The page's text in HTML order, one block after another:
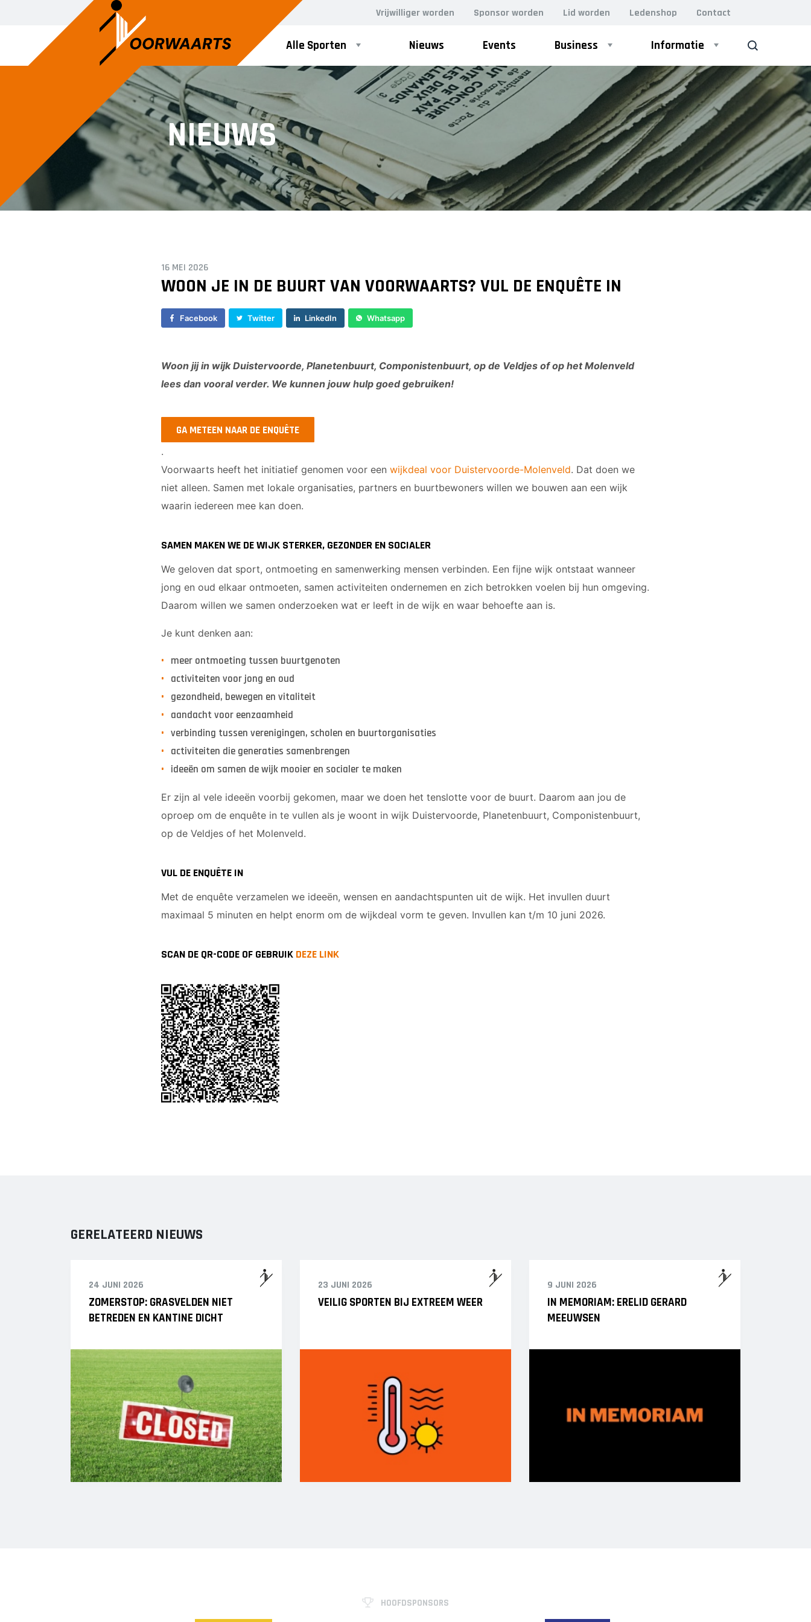
Vrijwilliger worden Sponsor worden Lid worden Ledenshop Contact
Alle Sporten Nieuws Events Business Informatie
ZOEK
NIEUWS
16 MEI 2026
WOON JE IN DE BUURT VAN VOORWAARTS? VUL DE ENQUÊTE IN
Facebook Twitter LinkedIn Whatsapp
Woon jij in wijk Duistervoorde, Planetenbuurt, Componistenbuurt, op de Veldjes of op het Molenveld
lees dan vooral verder. We kunnen jouw hulp goed gebruiken!
GA METEEN NAAR DE ENQUÊTE
.
Voorwaarts heeft het initiatief genomen voor een wijkdeal voor Duistervoorde-Molenveld. Dat doen we
niet alleen. Samen met lokale organisaties, partners en buurtbewoners willen we bouwen aan een wijk
waarin iedereen mee kan doen.
SAMEN MAKEN WE DE WIJK STERKER, GEZONDER EN SOCIALER
We geloven dat sport, ontmoeting en samenwerking mensen verbinden. Een fijne wijk ontstaat wanneer
jong en oud elkaar ontmoeten, samen activiteiten ondernemen en zich betrokken voelen bij hun omgeving.
Daarom willen we samen onderzoeken wat er leeft in de wijk en waar behoefte aan is.
Je kunt denken aan:
meer ontmoeting tussen buurtgenoten
activiteiten voor jong en oud
gezondheid, bewegen en vitaliteit
aandacht voor eenzaamheid
verbinding tussen verenigingen, scholen en buurtorganisaties
activiteiten die generaties samenbrengen
ideeën om samen de wijk mooier en socialer te maken
Er zijn al vele ideeën voorbij gekomen, maar we doen het tenslotte voor de buurt. Daarom aan jou de
oproep om de enquête in te vullen als je woont in wijk Duistervoorde, Planetenbuurt, Componistenbuurt,
op de Veldjes of het Molenveld.
VUL DE ENQUÊTE IN
Met de enquête verzamelen we ideeën, wensen en aandachtspunten uit de wijk. Het invullen duurt
maximaal 5 minuten en helpt enorm om de wijkdeal vorm te geven. Invullen kan t/m 10 juni 2026.
SCAN DE QR-CODE OF GEBRUIK DEZE LINK
GERELATEERD NIEUWS
24 JUNI 2026
ZOMERSTOP: GRASVELDEN NIET
BETREDEN EN KANTINE DICHT
23 JUNI 2026
VEILIG SPORTEN BIJ EXTREEM WEER
9 JUNI 2026
IN MEMORIAM: ERELID GERARD
MEEUWSEN
HOOFDSPONSORS